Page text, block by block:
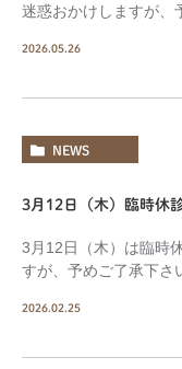
迷惑おかけしますが、
2026.05.26
NEWS
3月12日（木）臨時休
3月12日（木）は臨時
すが、予めご了承下さ
2026.02.25